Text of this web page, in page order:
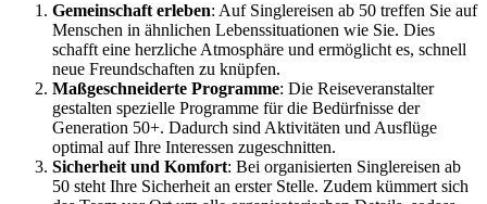
Gemeinschaft erleben: Auf Singlereisen ab 50 treffen Sie auf
Menschen in ähnlichen Lebenssituationen wie Sie. Dies
schafft eine herzliche Atmosphäre und ermöglicht es, schnell
neue Freundschaften zu knüpfen.
Maßgeschneiderte Programme: Die Reiseveranstalter
gestalten spezielle Programme für die Bedürfnisse der
Generation 50+. Dadurch sind Aktivitäten und Ausflüge
optimal auf Ihre Interessen zugeschnitten.
Sicherheit und Komfort: Bei organisierten Singlereisen ab
50 steht Ihre Sicherheit an erster Stelle. Zudem kümmert sich